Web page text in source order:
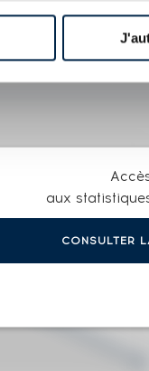
aux
CONSULTER
CASK